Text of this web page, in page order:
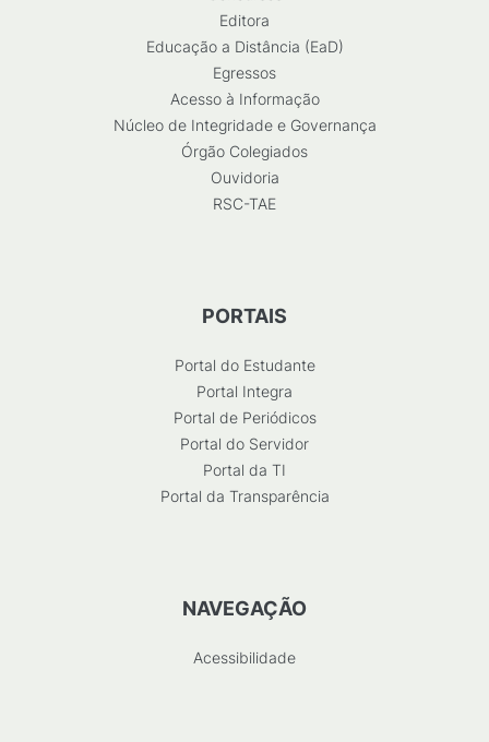
Editora
Educação a Distância (EaD)
Egressos
Acesso à Informação
Núcleo de Integridade e Governança
Órgão Colegiados
Ouvidoria
RSC-TAE
PORTAIS
Portal do Estudante
Portal Integra
Portal de Periódicos
Portal do Servidor
Portal da TI
Portal da Transparência
NAVEGAÇÃO
Acessibilidade